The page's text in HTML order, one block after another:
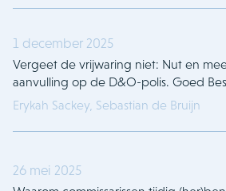
1 december 2025
Vergeet de vrijwaring niet: Nut en
aanvulling op de D&O-polis. Goed
Erykah Sackey, Sebastian de Bruijn
26 mei 2025